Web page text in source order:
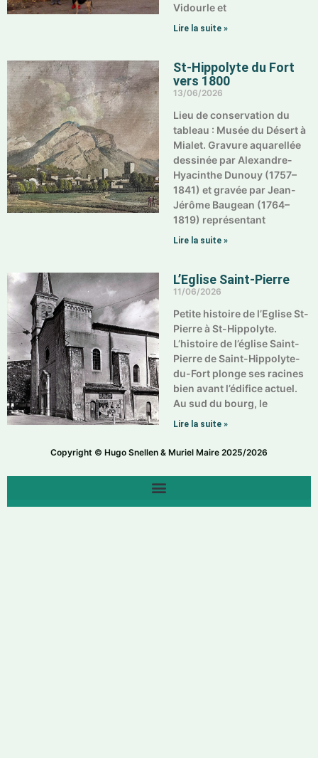
Vidourle et
Lire la suite »
St-Hippolyte du Fort
vers 1800
13/06/2026
Lieu de conservation du
tableau : Musée du Désert à
Mialet. Gravure aquarellée
dessinée par Alexandre-
Hyacinthe Dunouy (1757–
1841) et gravée par Jean-
Jérôme Baugean (1764–
1819) représentant
Lire la suite »
L’Eglise Saint-Pierre
11/06/2026
Petite histoire de l’Eglise St-
Pierre à St-Hippolyte.
L’histoire de l’église Saint-
Pierre de Saint-Hippolyte-
du-Fort plonge ses racines
bien avant l’édifice actuel.
Au sud du bourg, le
Lire la suite »
Copyright © Hugo Snellen & Muriel Maire 2025/2026